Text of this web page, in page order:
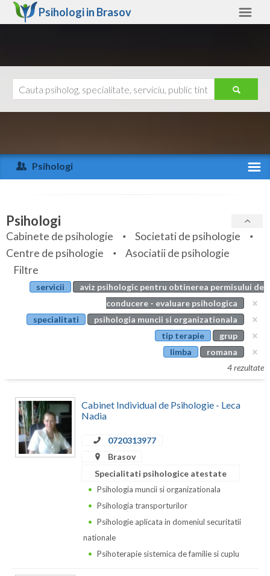
Psihologi in Brasov
Arad
Arges
Bihor
Bistrita-Nasaud
Botosani
Brasov
Calarasi
Caras-Severin
Cluj
Ajutor
Psihologi
Specialitati
Servicii
Articole
Evenimente
Cabinet
Psihologi
Cabinete de psihologie
Societati de psihologie
Centre de psihologie
Asociatii de psihologie
Filtre
servicii
aviz psihologic pentru obtinerea permisului de
conducere - evaluare psihologica
specialitati
psihologia muncii si organizationala
tip terapie
grup
limba
romana
4 rezultate
Cabinet Individual de Psihologie - Leca
Nadia
0720313977
Brasov
Specialitati psihologice atestate
Psihologia muncii si organizationala
Psihologia transporturilor
Psihologie aplicata in domeniul securitatii
nationale
Psihoterapie sistemica de familie si cuplu